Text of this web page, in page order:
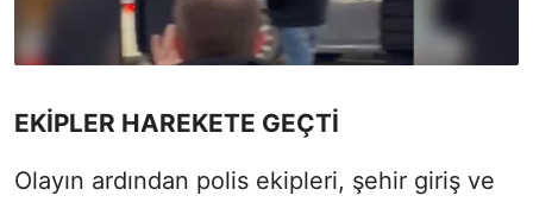
EKİPLER HAREKETE GEÇTİ
Olayın ardından polis ekipleri, şehir giriş ve